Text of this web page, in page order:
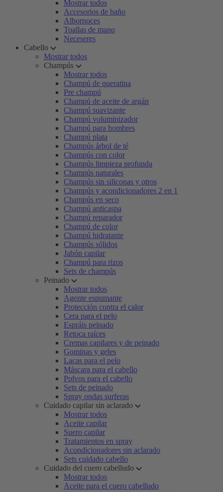
Mostrar todos
Accesorios de baño
Albornoces
Toallas de mano
Neceseres
Cabello
Mostrar todos
Champús
Mostrar todos
Champú de queratina
Pre champú
Champú de aceite de argán
Champú suavizante
Champú voluminizador
Champú para hombres
Champú plata
Champús árbol de té
Champús con color
Champús limpieza profunda
Champús naturales
Champús sin siliconas y otros
Champús y acondicionadores 2 en 1
Champús en seco
Champú anticaspa
Champú reparador
Champú de color
Champú hidratante
Champús sólidos
Jabón capilar
Champú para rizos
Sets de champús
Peinado
Mostrar todos
Agente espumante
Protección contra el calor
Cera para el pelo
Espráis peinado
Retoca raíces
Cremas capilares y de peinado
Gominas y geles
Lacas para el pelo
Máscara para el cabello
Polvos para el cabello
Sets de peinado
Spray ondas surferas
Cuidado capilar sin aclarado
Mostrar todos
Aceite capilar
Suero capilar
Tratamientos en spray
Acondicionadores sin aclarado
Sets cuidado cabello
Cuidado del cuero cabelludo
Mostrar todos
Aceite para el cuero cabelludo